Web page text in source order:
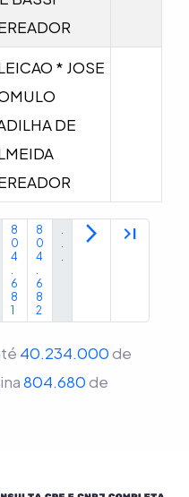
* JOSE
DE
8
0
4
.
6
8
1
8
0
4
.
6
8
2
.
.
.
arrow_forward_ios last_page
40.234.000de
804.680de